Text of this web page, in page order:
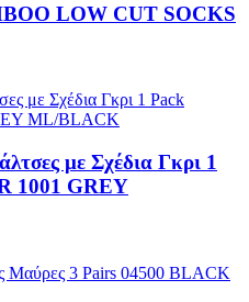
LOW CUT SOCKS
με Σχέδια Γκρι 1
1001 GREY